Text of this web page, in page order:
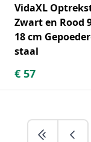
VidaXL
Zwart en Rood
18 cm
staal
€ 57